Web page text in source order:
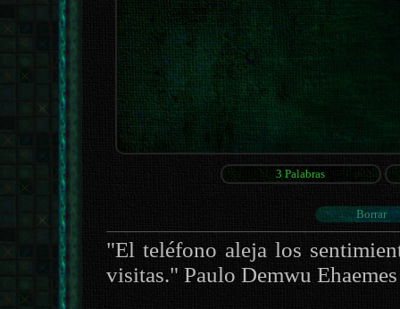
"El teléfono aleja los
visitas." Paulo Demwu Ehaemes